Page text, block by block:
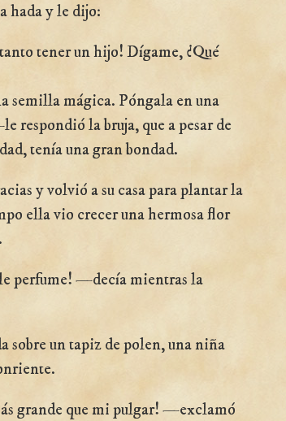
hada y le dijo:
tener un hijo! Dígame, ¿Qué
semilla mágica. Póngala en una
respondió la bruja, que a pesar de
tenía una gran bondad.
y volvió a su casa para plantar la
ella vio crecer una hermosa flor
perfume! —decía mientras la
sobre un tapiz de polen, una niña
grande que mi pulgar! —exclamó